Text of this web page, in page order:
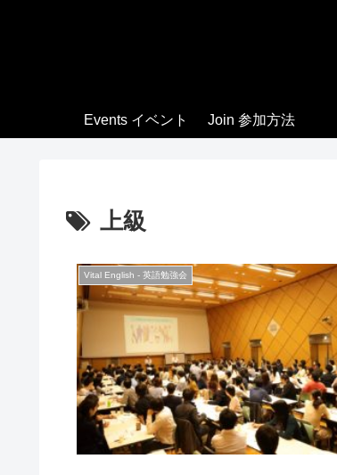
Events イベント Join 参加方法
上級
Vital English - 英語勉強会